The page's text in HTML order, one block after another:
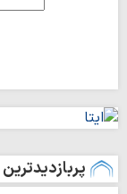
پربازدیدترین